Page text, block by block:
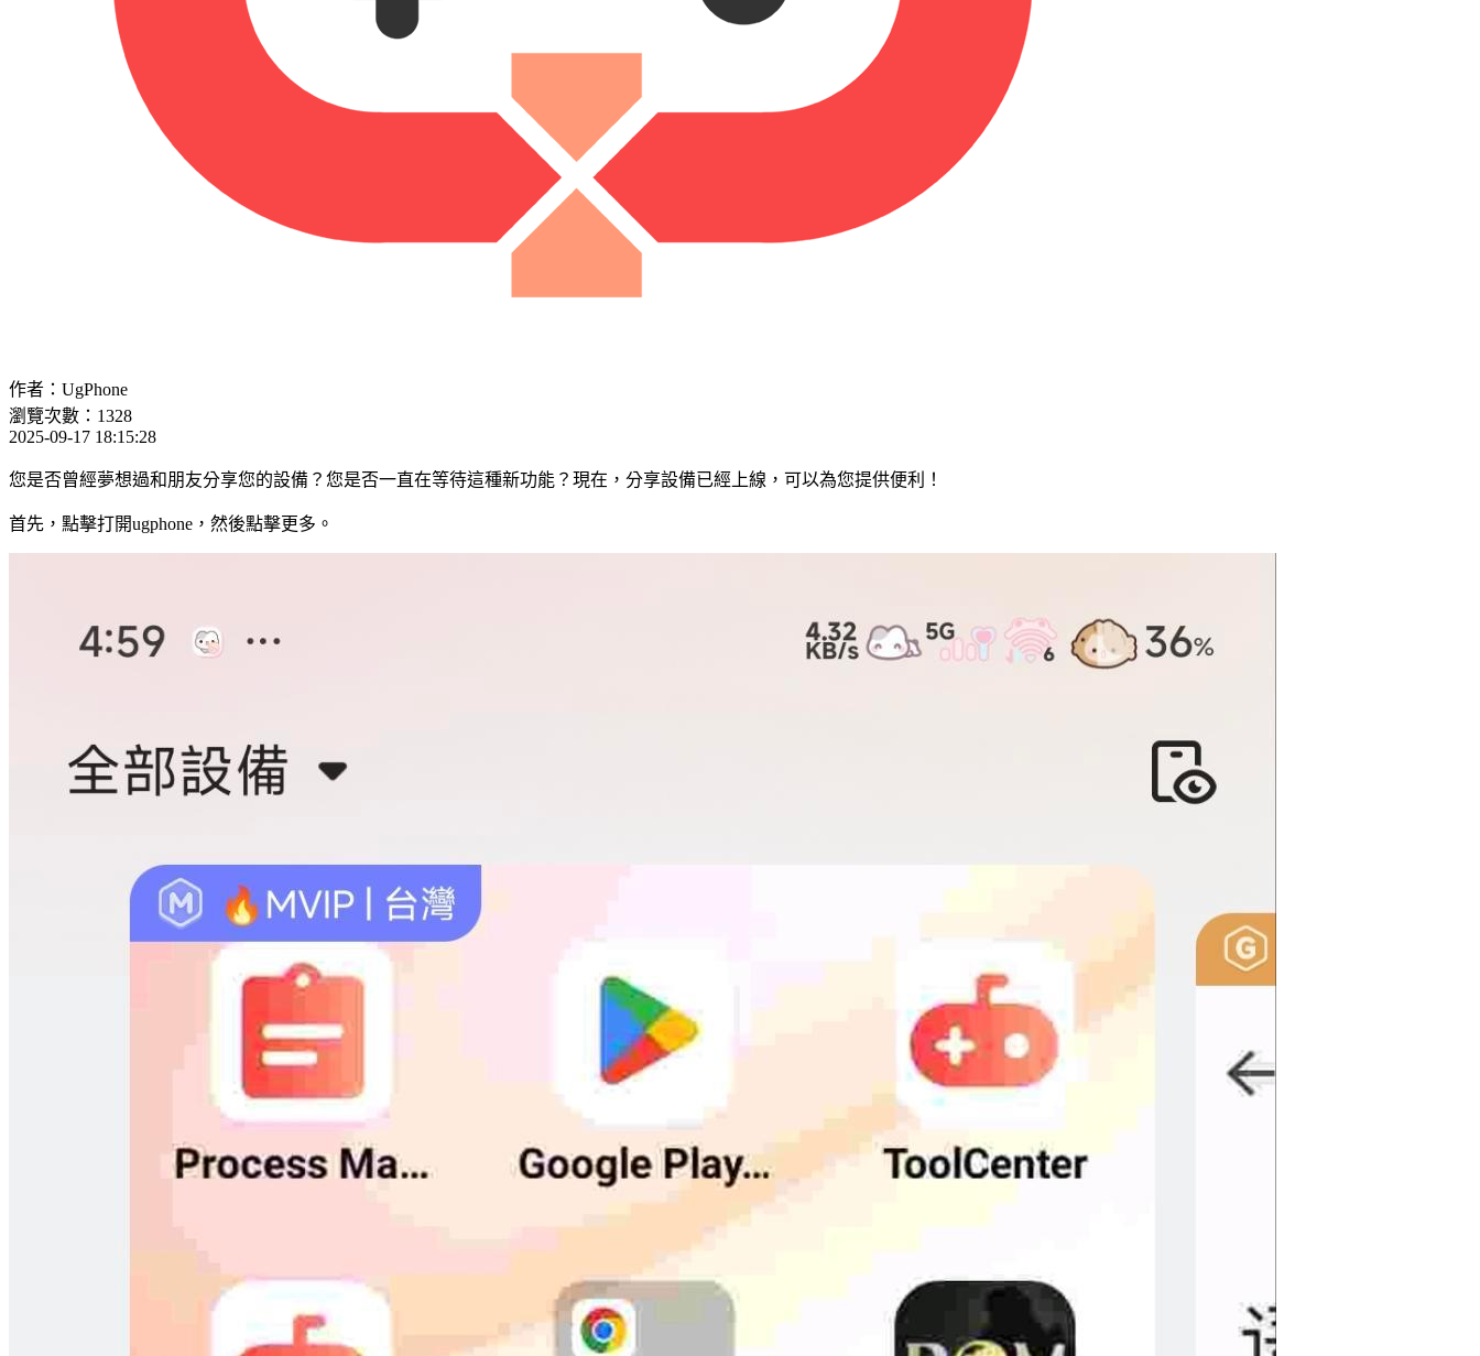
作者：UgPhone
瀏覽次數：1328
2025-09-17 18:15:28
您是否曾經夢想過和朋友分享您的設備？您是否一直在等待這種新功能？現在，分享設備已經上線，可以為您提供便利！
首先，點擊打開ugphone，然後點擊更多。